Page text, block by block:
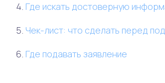
Где искать достоверную
Чек-лист: что сделать перед
Где подавать заявление